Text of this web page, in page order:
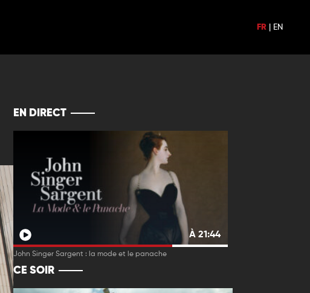
FR EN
EN DIRECT
À 21:44
John Singer Sargent : la mode et le panache
CE SOIR